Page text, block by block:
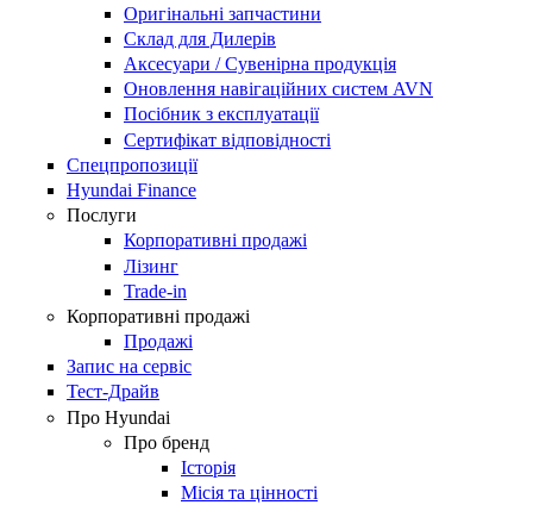
Оригінальні запчастини
Склад для Дилерів
Аксесуари / Сувенірна продукція
Оновлення навігаційних систем AVN
Посібник з експлуатації
Сертифікат відповідності
Спецпропозиції
Hyundai Finance
Послуги
Корпоративні продажі
Лізинг
Trade-in
Корпоративні продажі
Продажі
Запис на сервіс
Тест-Драйв
Про Hyundai
Про бренд
Історія
Місія та цінності